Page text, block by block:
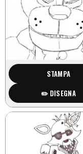
STAMPA
✏️ DISEGNA